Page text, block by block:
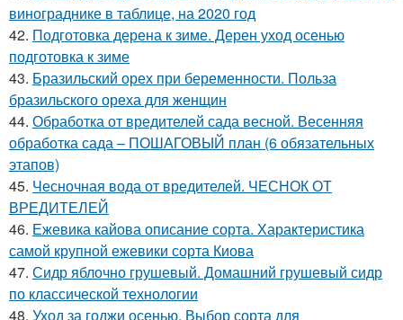
винограднике в таблице, на 2020 год
42. Подготовка дерена к зиме. Дерен уход осенью
подготовка к зиме
43. Бразильский орех при беременности. Польза
бразильского ореха для женщин
44. Обработка от вредителей сада весной. Весенняя
обработка сада – ПОШАГОВЫЙ план (6 обязательных
этапов)
45. Чесночная вода от вредителей. ЧЕСНОК ОТ
ВРЕДИТЕЛЕЙ
46. Ежевика кайова описание сорта. Характеристика
самой крупной ежевики сорта Киова
47. Сидр яблочно грушевый. Домашний грушевый сидр
по классической технологии
48. Уход за годжи осенью. Выбор сорта для